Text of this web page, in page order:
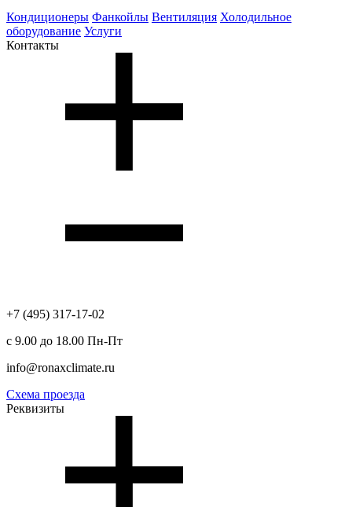
Кондиционеры Фанкойлы Вентиляция Холодильное
оборудование Услуги
Контакты
+7 (495) 317-17-02
с 9.00 до 18.00 Пн-Пт
info@ronaxclimate.ru
Схема проезда
Реквизиты